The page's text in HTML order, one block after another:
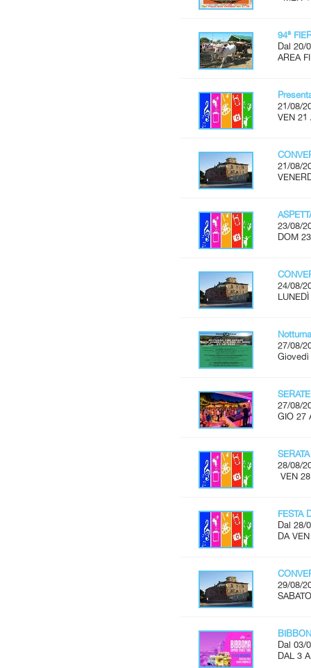
94ª
Dal 20/
AREA
21/08/
VEN 21
21/08/
23/08/
DOM
24/08/
27/08/
Giovedì
27/08/
GIO 27
28/08/
VEN
FESTA
Dal 28/
DA
29/08/
Dal 03/
DAL 3